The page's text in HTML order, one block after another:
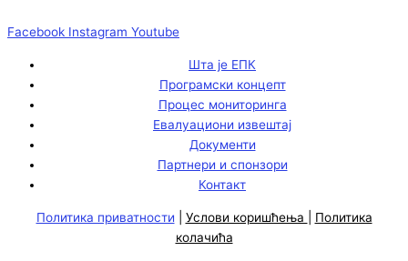
Facebook Instagram Youtube
Шта је ЕПК
Програмски концепт
Процес мониторинга
Евалуациони извештај
Документи
Партнери и спонзори
Контакт
Политика приватности Услови коришћења
Политика
колачића